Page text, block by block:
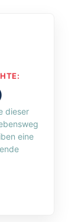
dieser
eine